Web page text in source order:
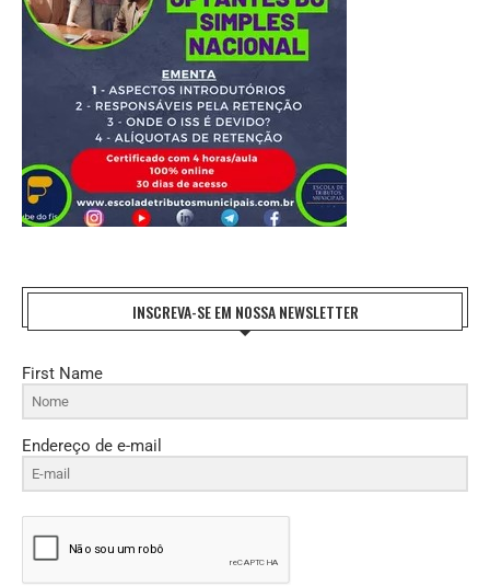
INSCREVA-SE EM NOSSA NEWSLETTER
First Name
Endereço de e-mail